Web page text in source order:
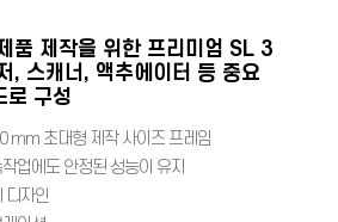
품 제작을 위한 프리미엄 SL 3
, 스캐너, 액추에이터 등 중요
로 구성
mm 초대형 제작 사이즈 프레임
업에도 안정된 성능이 유지
디자인